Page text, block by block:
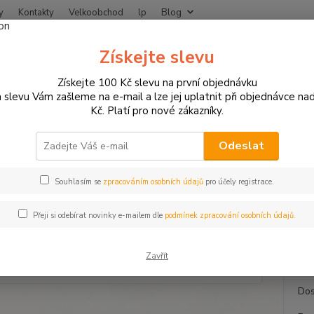
Kontakty Velkoobchod lp Blog
Hledat
Motodoplňky a příslušenství Proužky na ráfky Proužky na ráfky
na ráfky enduro cross
koly
Získejte slevu
Získejte 100 Kč slevu na první objednávku
slevu Vám zašleme na e-mail a lze jej uplatnit při objednávce
Kč. Platí pro nové zákazníky.
Odeslat
Souhlasím se zpracováním osobních údajů pro účely registrace.
Přeji si odebírat novinky e-mailem dle podmínek zpracování osobních údajů.
Zavřít